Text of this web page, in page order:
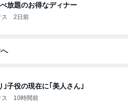
放題のお得なディナー
2日前
｣子役の現在に｢美人さん｣
10時間前